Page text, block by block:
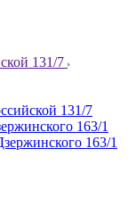
131/7
131/7
163/1
163/1